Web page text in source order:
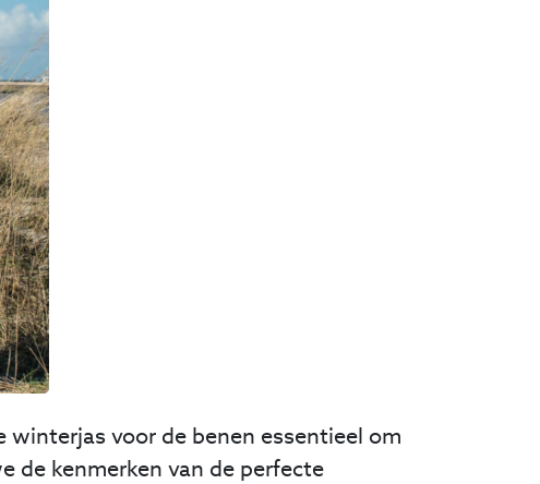
voor de benen essentieel om
de kenmerken van de perfecte